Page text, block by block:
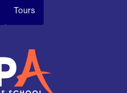
Tours